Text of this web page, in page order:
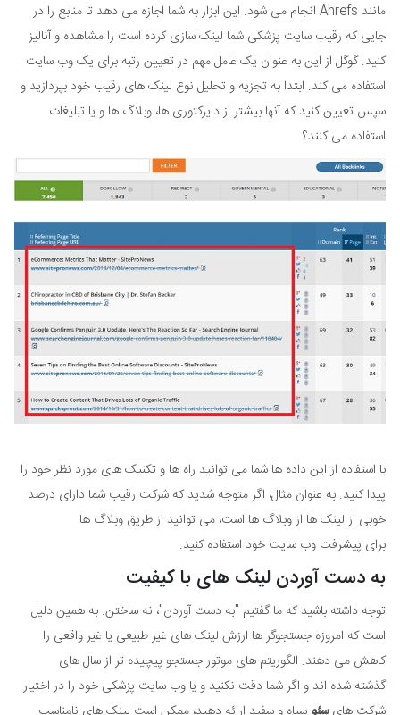
مانند Ahrefs انجام می شود. این ابزار به شما اجازه می دهد تا منابع را در
جایی که رقیب سایت پزشکی شما لینک سازی کرده است را مشاهده و آنالیز
کنید. گوگل از این به عنوان یک عامل مهم در تعیین رتبه برای یک وب سایت
استفاده می کند. ابتدا به تجزیه و تحلیل نوع لینک های رقیب خود بپردازید و
سپس تعیین کنید که آنها بیشتر از دایرکتوری ها، وبلاگ ها و یا تبلیغات
استفاده می کنند؟
با استفاده از این داده ها شما می توانید راه ها و تکنیک های مورد نظر خود را
پیدا کنید. به عنوان مثال، اگر متوجه شدید که شرکت رقیب شما دارای درصد
خوبی از لینک ها از وبلاگ ها است، می توانید از طریق وبلاگ ها
برای پیشرفت وب سایت خود استفاده کنید.
به دست آوردن لینک های با کیفیت
توجه داشته باشید که ما گفتیم "به دست آوردن"، نه ساختن. به همین دلیل
است که امروزه جستجوگر ها ارزش لینک های غیر طبیعی یا غیر واقعی را
کاهش می دهند. الگوریتم های موتور جستجو پیچیده تر از سال های
گذشته شده اند و اگر شما دقت نکنید و یا وب سایت پزشکی خود را در اختیار